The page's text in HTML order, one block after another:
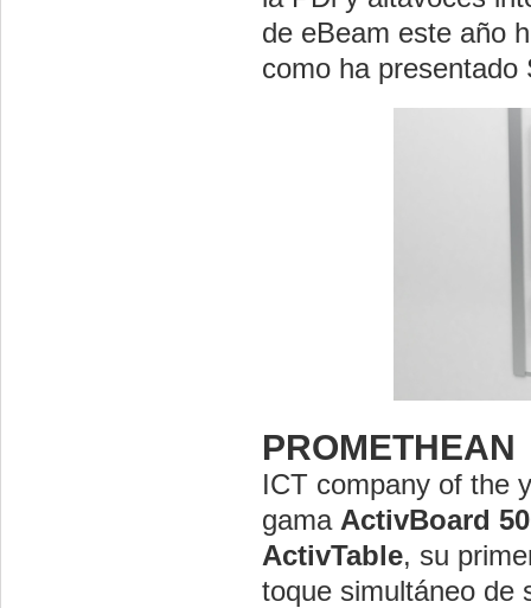
de eBeam este año
como ha presentado
PROMETHEAN
ICT company of the
gama ActivBoard
ActivTable, su
toque simultáneo de